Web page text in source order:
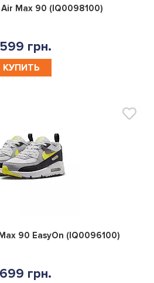
0
Air Max 90 (IQ0098100)
грн.
КУПИТЬ
0
90 EasyOn (IQ0096100)
грн.